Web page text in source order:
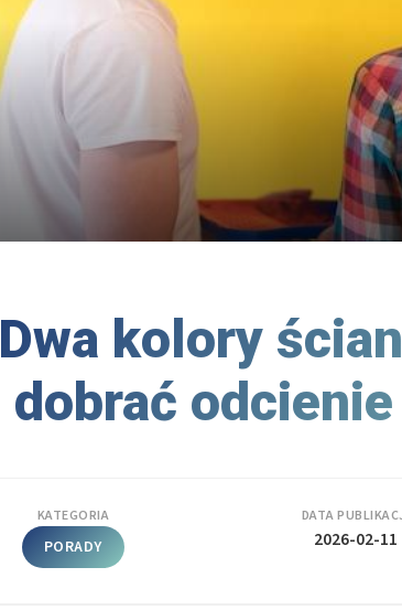
Dwa kolory
dobrać
KATEGORIA
PORADY
DATA
2026-02-11